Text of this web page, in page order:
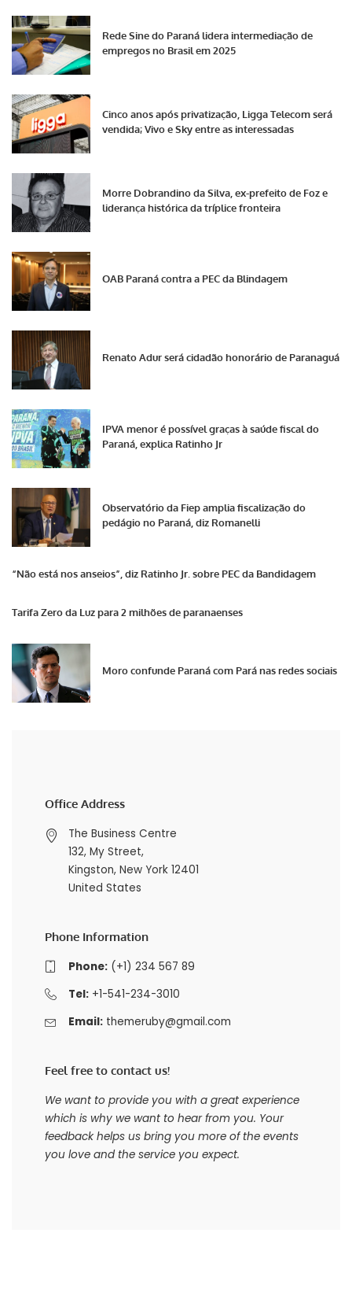
Rede Sine do Paraná lidera intermediação de
empregos no Brasil em 2025
Cinco anos após privatização, Ligga Telecom será
vendida; Vivo e Sky entre as interessadas
Morre Dobrandino da Silva, ex-prefeito de Foz e
liderança histórica da tríplice fronteira
OAB Paraná contra a PEC da Blindagem
Renato Adur será cidadão honorário de Paranaguá
IPVA menor é possível graças à saúde fiscal do
Paraná, explica Ratinho Jr
Observatório da Fiep amplia fiscalização do
pedágio no Paraná, diz Romanelli
“Não está nos anseios”, diz Ratinho Jr. sobre PEC da Bandidagem
Tarifa Zero da Luz para 2 milhões de paranaenses
Moro confunde Paraná com Pará nas redes sociais
Office Address
The Business Centre
132, My Street,
Kingston, New York 12401
United States
Phone Information
Phone:(+1) 234 567 89
Tel:+1-541-234-3010
Email: themeruby@gmail.com
Feel free to contact us!
We want to provide you with a great experience
which is why we want to hear from you. Your
feedback helps us bring you more of the events
you love and the service you expect.